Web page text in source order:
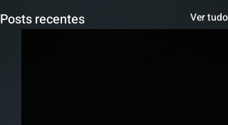
Posts recentes Ver tudo